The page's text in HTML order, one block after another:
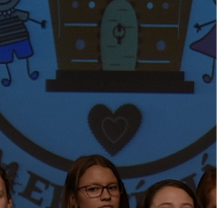
ÉPÜLŐ
VÁROS
FEJLESZTÉSEK
KÖRNYEZETVÉDELEM